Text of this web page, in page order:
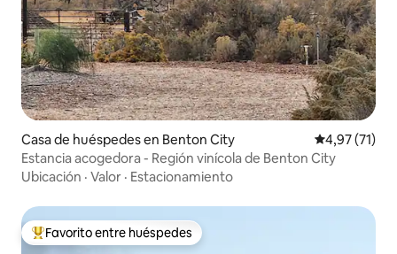
Casa de huéspedes en Benton City Calificación
4,97 (71)
Estancia acogedora - Región vinícola de Benton City
Ubicación · Valor · Estacionamiento
Favorito entre los huéspedes más destacados
Favorito entre huéspedes